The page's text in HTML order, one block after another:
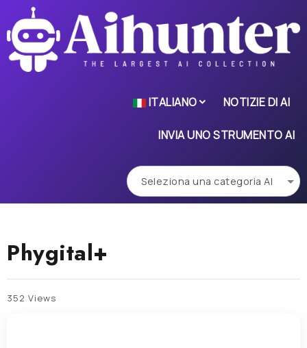
ITALIANO NOTIZIE DI AI
INVIA UNO STRUMENTO AI
Phygital+
352 Views